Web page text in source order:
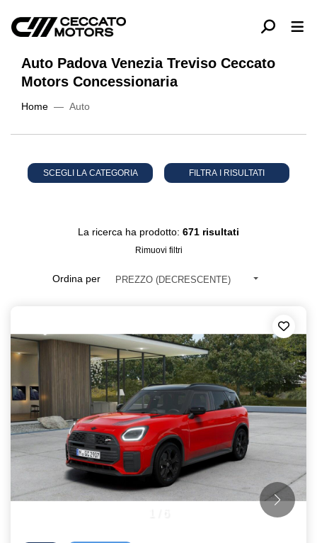
Auto Padova Venezia Treviso Ceccato
Motors Concessionaria
Home Auto
SCEGLI LA CATEGORIA FILTRA I RISULTATI
La ricerca ha prodotto: 671 risultati
Rimuovi filtri
Ordina per PREZZO (DECRESCENTE)